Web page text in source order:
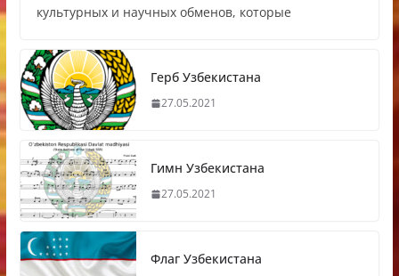
культурных и научных обменов, которые
Герб Узбекистана
27.05.2021
Гимн Узбекистана
27.05.2021
Флаг Узбекистана